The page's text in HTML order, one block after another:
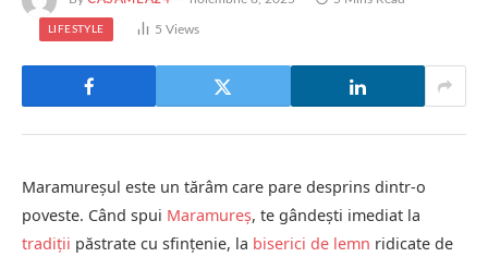
LIFESTYLE 5 Views
Maramureșul este un tărâm care pare desprins dintr-o
poveste. Când spui Maramureș, te gândești imediat la
tradiții păstrate cu sfințenie, la biserici de lemn ridicate de